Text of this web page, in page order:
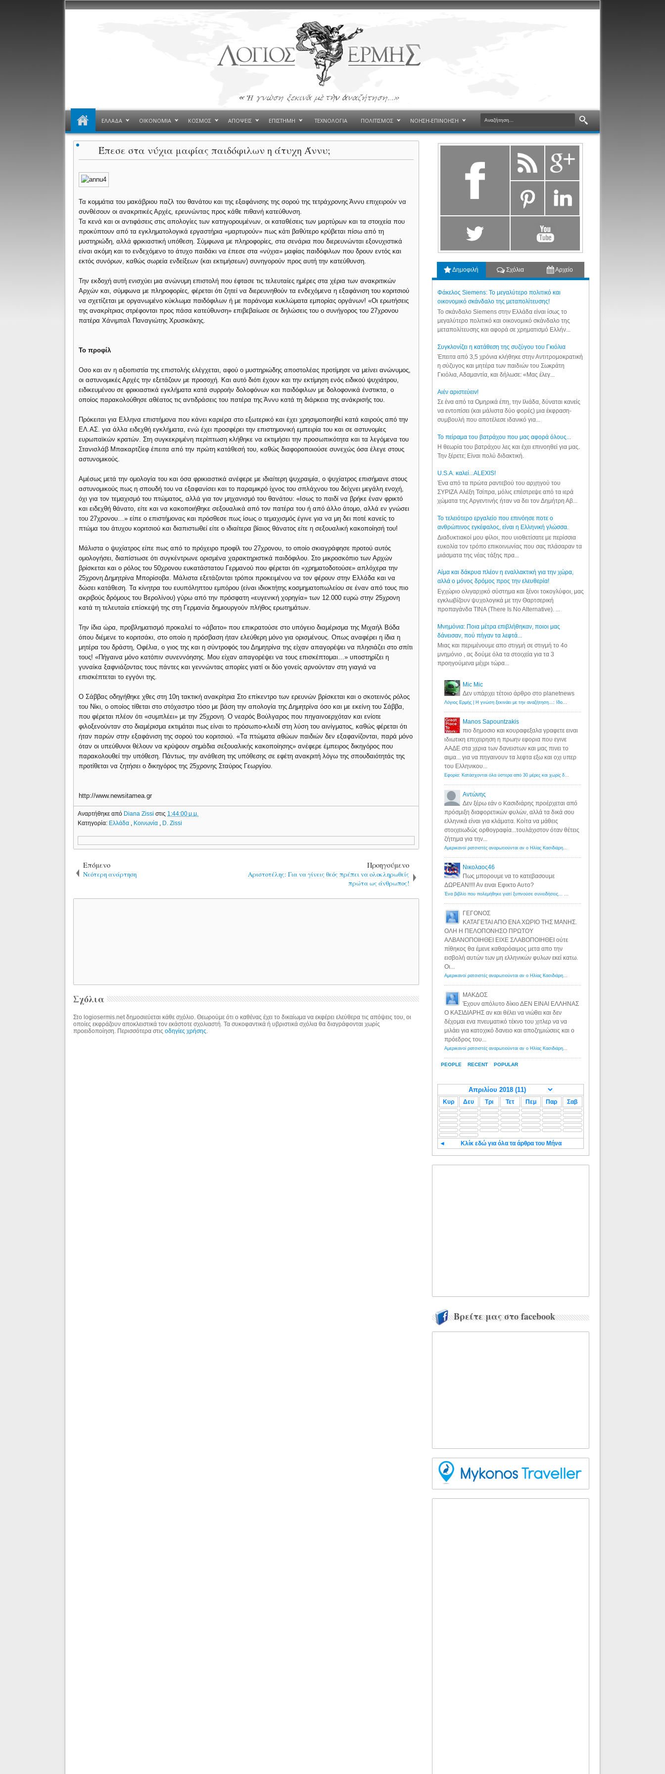
ΕΛΛΑΔΑ ΟΙΚΟΝΟΜΙΑ ΚΟΣΜΟΣ ΑΠΟΨΕΙΣ ΕΠΙΣΤΗΜΗ ΤΕΧΝΟΛΟΓΙΑ ΠΟΛΙΤΙΣΜΟΣ ΝΟΗΣΗ-ΕΠΙΝΟΗΣΗ
Έπεσε στα νύχια μαφίας παιδόφιλων η άτυχη Άννυ;
Τα κομμάτια του μακάβριου παζλ του θανάτου και της εξαφάνισης της σορού της τετράχρονης Άννυ επιχειρούν να
συνθέσουν οι ανακριτικές Αρχές, ερευνώντας προς κάθε πιθανή κατεύθυνση.
Τα κενά και οι αντιφάσεις στις απολογίες των κατηγορουμένων, οι καταθέσεις των μαρτύρων και τα στοιχεία που
προκύπτουν από τα εγκληματολογικά εργαστήρια «μαρτυρούν» πως κάτι βαθύτερο κρύβεται πίσω από τη
μυστηριώδη, αλλά φρικιαστική υπόθεση. Σύμφωνα με πληροφορίες, στα σενάρια που διερευνώνται εξονυχιστικά
είναι ακόμη και το ενδεχόμενο το άτυχο παιδάκι να έπεσε στα «νύχια» μαφίας παιδόφιλων που δρουν εντός και
εκτός συνόρων, καθώς σωρεία ενδείξεων (και εκτιμήσεων) συνηγορούν προς αυτή την κατεύθυνση.
Την εκδοχή αυτή ενισχύει μια ανώνυμη επιστολή που έφτασε τις τελευταίες ημέρες στα χέρια των ανακριτικών
Αρχών και, σύμφωνα με πληροφορίες, φέρεται ότι ζητεί να διερευνηθούν τα ενδεχόμενα η εξαφάνιση του κοριτσιού
να σχετίζεται με οργανωμένο κύκλωμα παιδόφιλων ή με παράνομα κυκλώματα εμπορίας οργάνων! «Οι ερωτήσεις
της ανακρίτριας στρέφονται προς πάσα κατεύθυνση» επιβεβαίωσε σε δηλώσεις του ο συνήγορος του 27χρονου
πατέρα Χάνιμπαλ Παναγιώτης Χρυσικάκης.
Το προφίλ
Οσο και αν η αξιοπιστία της επιστολής ελέγχεται, αφού ο μυστηριώδης αποστολέας προτίμησε να μείνει ανώνυμος,
οι αστυνομικές Αρχές την εξετάζουν με προσοχή. Και αυτό διότι έχουν και την εκτίμηση ενός ειδικού ψυχιάτρου,
ειδικευμένου σε φρικιαστικά εγκλήματα κατά συρροήν δολοφόνων και παιδόφιλων με δολοφονικά ένστικτα, ο
οποίος παρακολούθησε αθέατος τις αντιδράσεις του πατέρα της Άννυ κατά τη διάρκεια της ανάκρισής του.
Πρόκειται για Ελληνα επιστήμονα που κάνει καριέρα στο εξωτερικό και έχει χρησιμοποιηθεί κατά καιρούς από την
ΕΛ.ΑΣ. για άλλα ειδεχθή εγκλήματα, ενώ έχει προσφέρει την επιστημονική εμπειρία του και σε αστυνομίες
ευρωπαϊκών κρατών. Στη συγκεκριμένη περίπτωση κλήθηκε να εκτιμήσει την προσωπικότητα και τα λεγόμενα του
Στανισλάβ Μπακαρτζίεφ έπειτα από την πρώτη κατάθεσή του, καθώς διαφοροποιούσε συνεχώς όσα έλεγε στους
αστυνομικούς.
Αμέσως μετά την ομολογία του και όσα φρικιαστικά ανέφερε με ιδιαίτερη ψυχραιμία, ο ψυχίατρος επισήμανε στους
αστυνομικούς πως η σπουδή του να εξαφανίσει και το παραμικρό ίχνος του σπλάχνου του δείχνει μεγάλη ενοχή,
όχι για τον τεμαχισμό του πτώματος, αλλά για τον μηχανισμό του θανάτου: «Ισως το παιδί να βρήκε έναν φρικτό
και ειδεχθή θάνατο, είτε και να κακοποιήθηκε σεξουαλικά από τον πατέρα του ή από άλλο άτομο, αλλά εν γνώσει
του 27χρονου…» είπε ο επιστήμονας και πρόσθεσε πως ίσως ο τεμαχισμός έγινε για να μη δει ποτέ κανείς το
πτώμα του άτυχου κοριτσιού και διαπιστωθεί είτε ο ιδιαίτερα βίαιος θάνατος είτε η σεξουαλική κακοποίησή του!
Μάλιστα ο ψυχίατρος είπε πως από το πρόχειρο προφίλ του 27χρονου, το οποίο σκιαγράφησε προτού αυτός
ομολογήσει, διαπίστωσε ότι συγκέντρωνε ορισμένα χαρακτηριστικά παιδόφιλου. Στο μικροσκόπιο των Αρχών
βρίσκεται και ο ρόλος του 50χρονου ευκατάστατου Γερμανού που φέρεται ότι «χρηματοδοτούσε» απλόχερα την
25χρονη Δημητρίνα Μπορίσοβα. Μάλιστα εξετάζονται τρόποι προκειμένου να τον φέρουν στην Ελλάδα και να
δώσει κατάθεση. Τα κίνητρα του ευυπόληπτου εμπόρου (είναι ιδιοκτήτης κοσμηματοπωλείου σε έναν από τους πιο
ακριβούς δρόμους του Βερολίνου) γύρω από την πρόσφατη «ευγενική χορηγία» των 12.000 ευρώ στην 25χρονη
κατά τη τελευταία επίσκεψή της στη Γερμανία δημιουργούν πλήθος ερωτημάτων.
Την ίδια ώρα, προβληματισμό προκαλεί το «άβατο» που επικρατούσε στο υπόγειο διαμέρισμα της Μιχαήλ Βόδα
όπου διέμενε το κοριτσάκι, στο οποίο η πρόσβαση ήταν ελεύθερη μόνο για ορισμένους. Οπως αναφέρει η ίδια η
μητέρα του δράστη, Οφέλια, ο γιος της και η σύντροφός του Δημητρίνα της είχαν απαγορέψει να πλησιάζει στο σπίτι
τους! «Πήγαινα μόνο κατόπιν συνεννόησης. Μου είχαν απαγορέψει να τους επισκέπτομαι…» υποστηρίζει η
γυναίκα ξαφνιάζοντας τους πάντες και γεννώντας απορίες γιατί οι δύο γονείς αρνούνταν στη γιαγιά να
επισκέπτεται το εγγόνι της.
Ο Σάββας οδηγήθηκε χθες στη 10η τακτική ανακρίτρια Στο επίκεντρο των ερευνών βρίσκεται και ο σκοτεινός ρόλος
του Νίκι, ο οποίος τίθεται στο στόχαστρο τόσο με βάση την απολογία της Δημητρίνα όσο και με εκείνη του Σάββα,
που φέρεται πλέον ότι «συμπλέει» με την 25χρονη. Ο νεαρός Βούλγαρος που πηγαινοερχόταν και ενίοτε
φιλοξενούνταν στο διαμέρισμα εκτιμάται πως είναι το πρόσωπο-κλειδί στη λύση του αινίγματος, καθώς φέρεται ότι
ήταν παρών στην εξαφάνιση της σορού του κοριτσιού. «Τα πτώματα αθώων παιδιών δεν εξαφανίζονται, παρά μόνο
όταν οι υπεύθυνοι θέλουν να κρύψουν σημάδια σεξουαλικής κακοποίησης» ανέφερε έμπειρος δικηγόρος που
παρακολουθεί την υπόθεση. Πάντως, την ανάθεση της υπόθεσης σε εφέτη ανακριτή λόγω της σπουδαιότητάς της
προτίθεται να ζητήσει ο δικηγόρος της 25χρονης Σταύρος Γεωργίου.
http://www.newsitamea.gr
Αναρτήθηκε από Diana Zissiστις 1:44:00 μ.μ.
Κατηγορία: Ελλάδα Κοινωνία D. Zissi
Επόμενο
Νεότερη ανάρτηση
Προηγούμενο
Αριστοτέλης: Για να γίνεις θεός πρέπει να ολοκληρωθείς
πρώτα ως άνθρωπος!
Σχόλια
Στο logiosermis.net δημοσιεύεται κάθε σχόλιο. Θεωρούμε ότι ο καθένας έχει το δικαίωμα να εκφέρει ελεύθερα τις απόψεις του, οι
οποίες εκφράζουν αποκλειστικά τον εκάστοτε σχολιαστή. Τα συκοφαντικά ή υβριστικά σχόλια θα διαγράφονται χωρίς
προειδοποίηση. Περισσότερα στιςοδηγίες χρήσης
Δημοφιλή Σχόλια Αρχείο
Φάκελος Siemens: Το μεγαλύτερο πολιτικό και
οικονομικό σκάνδαλο της μεταπολίτευσης!
Το σκάνδαλο Siemens στην Ελλάδα είναι ίσως το
μεγαλύτερο πολιτικό και οικονομικό σκάνδαλο της
μεταπολίτευσης και αφορά σε χρηματισμό Ελλήν...
Συγκλονίζει η κατάθεση της συζύγου του Γκιόλια
Έπειτα από 3,5 χρόνια κλήθηκε στην Αντιτρομοκρατική
η σύζυγος και μητέρα των παιδιών του Σωκράτη
Γκιόλια, Αδαμαντία, και δήλωσε: «Μας έλεγ...
Aιέν αριστεύειν!
Σε ένα από τα Ομηρικά έπη, την Ιλιάδα, δύναται κανείς
να εντοπίσει (και μάλιστα δύο φορές) μια έκφραση-
συμβουλή που αποτέλεσε ιδανικό για...
Το πείραμα του βατράχου που μας αφορά όλους...
Η θεωρία του βατράχου λες και έχει επινοηθεί για μας.
Την ξέρετε; Είναι πολύ διδακτική.
U.S.A. καλεί...ALEXIS!
Ένα από τα πρώτα ραντεβού του αρχηγού του
ΣΥΡΙΖΑ Αλέξη Τσίπρα, μόλις επέστρεψε από τα ιερά
χώματα της Αργεντινής ήταν να δει τον Δημήτρη Αβ...
Το τελειότερο εργαλείο που επινόησε ποτε ο
ανθρώπινος εγκέφαλος, είναι η Ελληνική γλώσσα.
Διαδυκτιακοί μου φίλοι, που υιοθετίσατε με περίσσια
ευκολία τον τρόπο επικοινωνίας που σας πλάσαραν τα
μιάσματα της νέας τάξης πρα...
Αίμα και δάκρυα πλέον η εναλλακτική για την χώρα,
αλλά ο μόνος δρόμος προς την ελευθερία!
Εγχώριο ολιγαρχικό σύστημα και ξένοι τοκογλύφοι, μας
εγκλωβίζουν ψυχολογικά με την Θαρτσερική
προπαγάνδα TINA (There Is No Alternative). ...
Μνημόνια: Ποια μέτρα επιβλήθηκαν, ποιοι μας
δάνεισαν, πού πήγαν τα λεφτά...
Μιας και περιμένουμε απο στιγμή σε στιγμή το 4ο
μνημόνιο , ας δούμε όλα τα στοιχεία για τα 3
προηγούμενα μέχρι τώρα...
PEOPLE RECENT POPULAR
Mic Mic
Δεν υπάρχει τέτοιο άρθρο στο planetnews
Λόγιος Ερμής | Η γνώση ξεκινάει με την αναζήτηση...: Ιδού οι 18 που χρωστούν 11 δις ευρώ!
Manos Sapountzakis
πιο δημοσιο και κουραφεξαλα γραφετε ειναι
ιδιωτικη επιχειρηση η πρωην εφορια που εγινε
ΑΑΔΕ στα χερια των δανειστων και μας πινει το
αιμα... για να πηγαινουν τα λεφτα εξω και οχι υπερ
του Ελληνικου...
Εφορία: Κατάσχονται όλα ύστερα από 30 μέρες και χωρίς δικαστικές αποφάσεις - Λόγιος Ερμής
Αντώνης
Δεν ξέρω εάν ο Κασιδιάρης προέρχεται από
πρόσμιξη διαφορετικών φυλών, αλλά τα δικά σου
ελληνικά είναι για κλάματα. Κοίτα να μάθεις
στοιχειωδώς ορθογραφία...τουλάχιστον όταν θέτεις
ζήτημα για την...
Αμερικανοί ρατσιστές αναρωτιούνται αν ο Ηλίας Κασιδιάρης ανήκει στη λευκή φυλή... - Λόγιος Ερμής
Νικολαος46
Πως μπορουμε να το κατεβασουμε
ΔΩΡΕΑΝ!!!! Αν ειναι Εφικτο Αυτο?
Ένα βιβλίο που πολεμήθηκε γιατί ξυπνούσε συνειδήσεις... - Λόγιος Ερμής | Η γνώση ξεκινάει με την αναζήτηση...
ΓΕΓΟΝΟΣ
ΚΑΤΑΓΕΤΑΙ ΑΠΟ ΕΝΑ ΧΩΡΙΟ ΤΗΣ ΜΑΝΗΣ.
ΟΛΗ Η ΠΕΛΟΠΟΝΗΣΟ ΠΡΩΤΟΥ
ΑΛΒΑΝΟΠΟΙΗΘΕΙ ΕΙΧΕ ΣΛΑΒΟΠΟΙΗΘΕΙ ούτε
πίθηκος θα έμενε καθαρόαιμος μετα απο την
εισβολή αυτών των μη ελληνικών φυλων εκεί κατω.
Οι...
Αμερικανοί ρατσιστές αναρωτιούνται αν ο Ηλίας Κασιδιάρης ανήκει στη λευκή φυλή... - Λόγιος Ερμής
ΜΑΚΔΟΣ
Έχουν απόλυτο δίκιο ΔΕΝ ΕΙΝΑΙ ΕΛΛΗΝΑΣ
Ο ΚΑΣΙΔΙΑΡΗΣ αν και θέλει να νιώθει και δεν
δέχομαι ενα πνευματικό τέκνο του χιτλερ να να
μιλάει για κατοχικό δανειο και αποζημιώσεις και ο
πρόεδρος του...
Αμερικανοί ρατσιστές αναρωτιούνται αν ο Ηλίας Κασιδιάρης ανήκει στη λευκή φυλή... - Λόγιος Ερμής
Κυρ Δευ Τρι Τετ Πεμ Παρ Σαβ
◄ Κλίκ εδώ για όλα τα άρθρα του Μήνα
Βρείτε μας στο facebook